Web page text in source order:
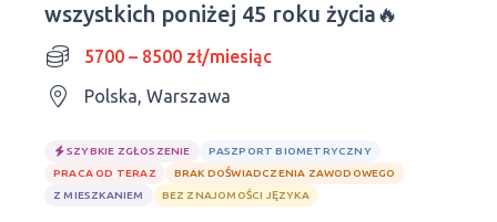
wszystkich poniżej 45 roku życia🔥
5700 – 8500 zł/miesiąc
Polska, Warszawa
SZYBKIE ZGŁOSZENIE
PASZPORT BIOMETRYCZNY
PRACA OD TERAZ
BRAK DOŚWIADCZENIA ZAWODOWEGO
Z MIESZKANIEM
BEZ ZNAJOMOŚCI JĘZYKA